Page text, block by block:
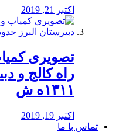
اکتبر 21, 2019
️تصویری
راه كالج و
۱۳۱۱ه ش
اکتبر 19, 2019
تماس با ما